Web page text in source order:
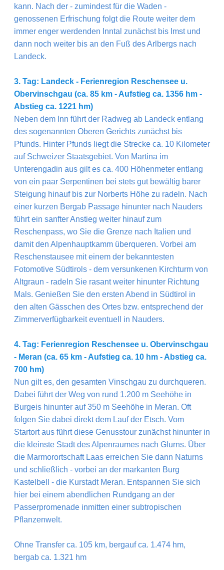
kann. Nach der - zumindest für die Waden -
genossenen Erfrischung folgt die Route weiter dem
immer enger werdenden Inntal zunächst bis Imst und
dann noch weiter bis an den Fuß des Arlbergs nach
Landeck.
3. Tag: Landeck - Ferienregion Reschensee u.
Obervinschgau (ca. 85 km - Aufstieg ca. 1356 hm -
Abstieg ca. 1221 hm)
Neben dem Inn führt der Radweg ab Landeck entlang
des sogenannten Oberen Gerichts zunächst bis
Pfunds. Hinter Pfunds liegt die Strecke ca. 10 Kilometer
auf Schweizer Staatsgebiet. Von Martina im
Unterengadin aus gilt es ca. 400 Höhenmeter entlang
von ein paar Serpentinen bei stets gut bewältig barer
Steigung hinauf bis zur Norberts Höhe zu radeln. Nach
einer kurzen Bergab Passage hinunter nach Nauders
führt ein sanfter Anstieg weiter hinauf zum
Reschenpass, wo Sie die Grenze nach Italien und
damit den Alpenhauptkamm überqueren. Vorbei am
Reschenstausee mit einem der bekanntesten
Fotomotive Südtirols - dem versunkenen Kirchturm von
Altgraun - radeln Sie rasant weiter hinunter Richtung
Mals. Genießen Sie den ersten Abend in Südtirol in
den alten Gässchen des Ortes bzw. entsprechend der
Zimmerverfügbarkeit eventuell in Nauders.
4. Tag: Ferienregion Reschensee u. Obervinschgau
- Meran (ca. 65 km - Aufstieg ca. 10 hm - Abstieg ca.
700 hm)
Nun gilt es, den gesamten Vinschgau zu durchqueren.
Dabei führt der Weg von rund 1.200 m Seehöhe in
Burgeis hinunter auf 350 m Seehöhe in Meran. Oft
folgen Sie dabei direkt dem Lauf der Etsch. Vom
Startort aus führt diese Genusstour zunächst hinunter in
die kleinste Stadt des Alpenraumes nach Glurns. Über
die Marmorortschaft Laas erreichen Sie dann Naturns
und schließlich - vorbei an der markanten Burg
Kastelbell - die Kurstadt Meran. Entspannen Sie sich
hier bei einem abendlichen Rundgang an der
Passerpromenade inmitten einer subtropischen
Pflanzenwelt.
Ohne Transfer ca. 105 km, bergauf ca. 1.474 hm,
bergab ca. 1.321 hm